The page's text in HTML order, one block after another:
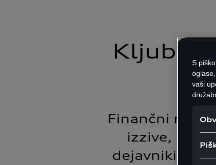
Kljub
Finančni
izzive, ki
dejavniki, ki
S
vaši